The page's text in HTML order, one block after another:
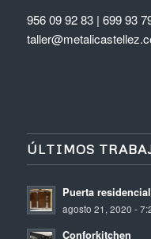
956 09 92 83| 699 93
ÚLTIMOS
Puerta
agosto 21, 2020 -
Conforkitchen